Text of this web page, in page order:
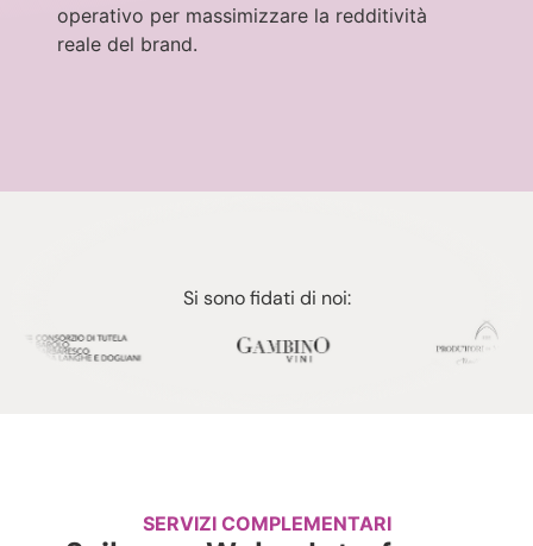
operativo per massimizzare la redditività
reale del brand.
Si sono fidati di noi:
SERVIZI COMPLEMENTARI